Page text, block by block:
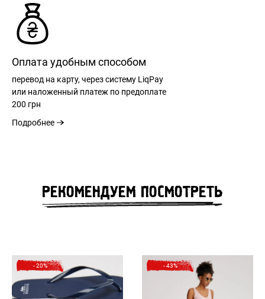
Оплата удобным способом
перевод на карту, через систему LiqPay
или наложенный платеж по предоплате
200 грн
Подробнее
РЕКОМЕНДУЕМ ПОСМОТРЕТЬ
- 20% - 43%
ЗАБЫЛИ ПАРОЛЬ?
ОБЩАЯ
ДЛИНА
СПИНЫ
40,00
см
44,00
49,00
53,00
см